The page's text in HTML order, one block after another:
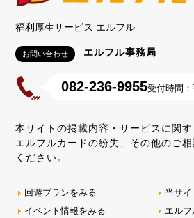
福利厚生サービス エルフル
お問い合わせ エルフル事務局
082-236-9955受付時間
本サイトの掲載内容・サービスに関す
エルフルカードの紛失、その他のご
ください。
回遊プランをみる
イベント情報をみる
当サ
エル